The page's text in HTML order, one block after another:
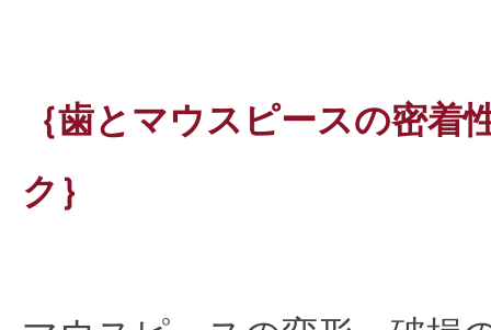
｛歯とマウスピースの密着
ク｝